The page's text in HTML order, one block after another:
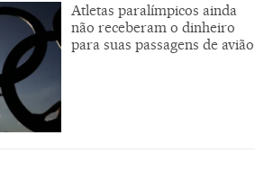
Atletas paralímpicos ainda
não receberam o dinheiro
para suas passagens de avião